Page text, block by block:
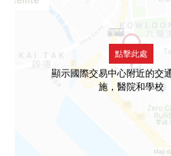
點擊此處
顯示國際交易中心附近的交
施，醫院和學校